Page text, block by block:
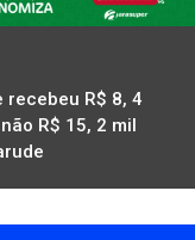
recebeu R$ 8, 4
R$ 15, 2 mil